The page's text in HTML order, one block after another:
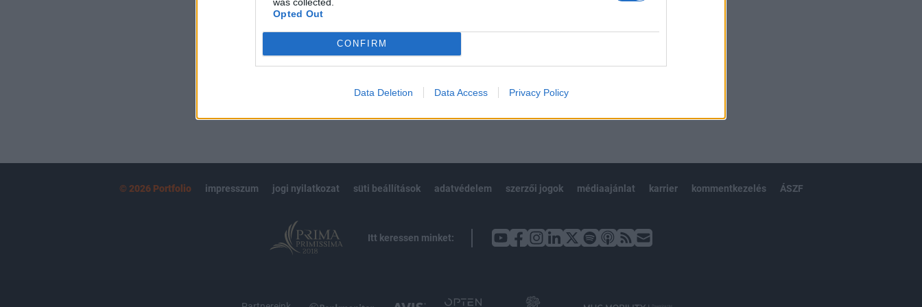
Opted Out
CONFIRM
Data Deletion Data Access Privacy Policy
kötéslistái
Előfizetés
MÁR ELŐFIZETŐNK VAGY? BEJELENTKEZÉS
© 2026 Portfolio impresszum jogi nyilatkozat süti beállítások adatvédelem szerzői jogok médiaajánlat karrier kommentkezelés ÁSZF
Itt keressen minket: